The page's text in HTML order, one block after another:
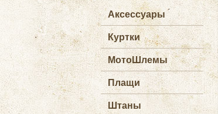
Аксессуары
Куртки
МотоШлемы
Плащи
Штаны